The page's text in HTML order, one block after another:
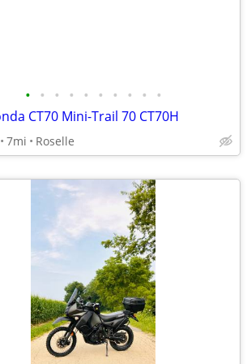
• • • • • • • • • •
CT70 Mini-Trail 70 CT70H
7mi Roselle